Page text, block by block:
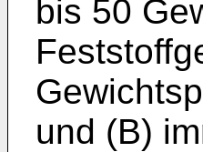
bis 50
und (B)